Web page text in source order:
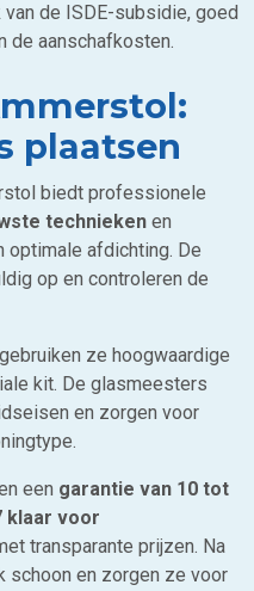
de ISDE-subsidie, goed
de aanschafkosten.
plaatsen
biedt professionele
technieken en
optimale afdichting. De
op en controleren de
ze hoogwaardige
kit. De glasmeesters
en zorgen voor
een garantie van 10 tot
klaar voor
transparante prijzen. Na
schoon en zorgen ze voor